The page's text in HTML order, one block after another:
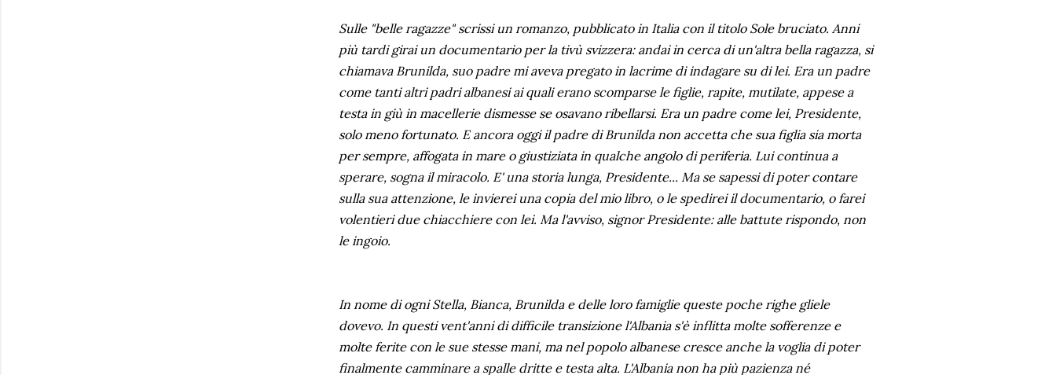
Sulle "belle ragazze" scrissi un romanzo, pubblicato in Italia con il titolo Sole bruciato. Anni
più tardi girai un documentario per la tivù svizzera: andai in cerca di un'altra bella ragazza, si
chiamava Brunilda, suo padre mi aveva pregato in lacrime di indagare su di lei. Era un padre
come tanti altri padri albanesi ai quali erano scomparse le figlie, rapite, mutilate, appese a
testa in giù in macellerie dismesse se osavano ribellarsi. Era un padre come lei, Presidente,
solo meno fortunato. E ancora oggi il padre di Brunilda non accetta che sua figlia sia morta
per sempre, affogata in mare o giustiziata in qualche angolo di periferia. Lui continua a
sperare, sogna il miracolo. E' una storia lunga, Presidente... Ma se sapessi di poter contare
sulla sua attenzione, le invierei una copia del mio libro, o le spedirei il documentario, o farei
volentieri due chiacchiere con lei. Ma l'avviso, signor Presidente: alle battute rispondo, non
le ingoio.
In nome di ogni Stella, Bianca, Brunilda e delle loro famiglie queste poche righe gliele
dovevo. In questi vent'anni di difficile transizione l'Albania s'è inflitta molte sofferenze e
molte ferite con le sue stesse mani, ma nel popolo albanese cresce anche la voglia di poter
finalmente camminare a spalle dritte e testa alta. L'Albania non ha più pazienza né